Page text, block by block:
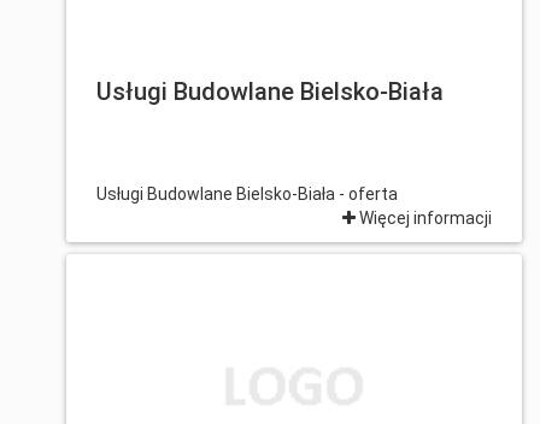
Usługi Budowlane Bielsko-Biała
Usługi Budowlane Bielsko-Biała - oferta
Więcej informacji